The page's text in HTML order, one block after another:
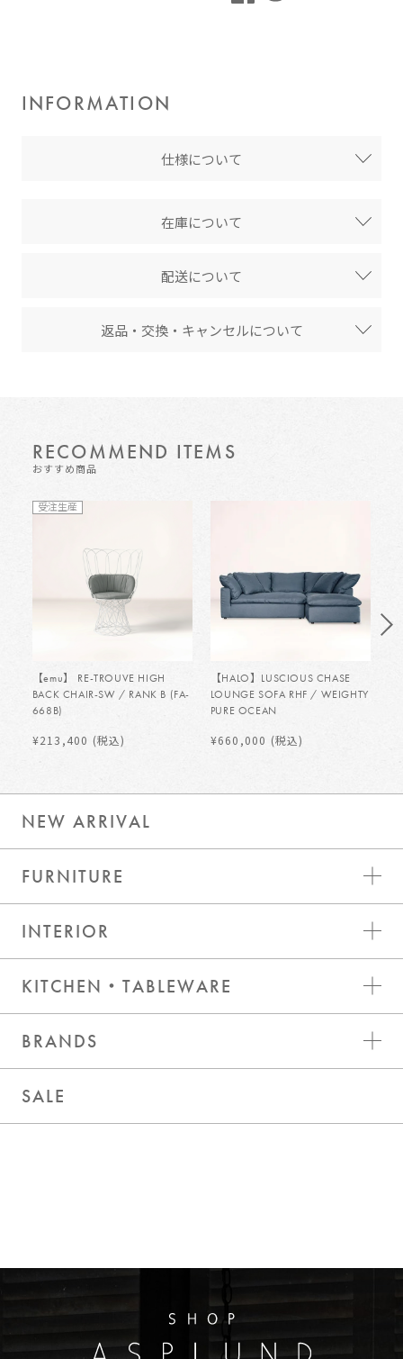
INFORMATION
仕様について
在庫について
配送について
返品・交換・キャンセルについて
RECOMMEND ITEMS
おすすめ商品
受注生産
【emu】 RE-TROUVE HIGH
BACK CHAIR-SW / RANK B (FA-
668B)
¥213,400 (税込)
【HALO】LUSCIOUS CHASE
LOUNGE SOFA RHF / WEIGHTY
PURE OCEAN
¥660,000 (税込)
NEW ARRIVAL
FURNITURE
INTERIOR
KITCHEN・TABLEWARE
BRANDS
SALE